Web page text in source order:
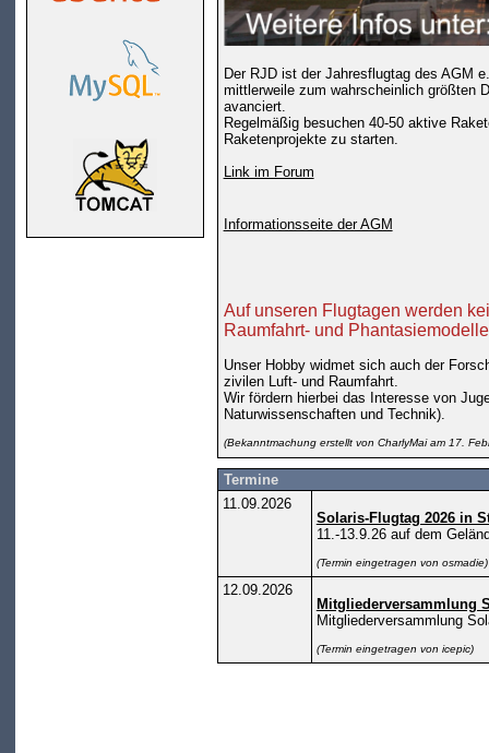
Der RJD ist der Jahresflugtag des AGM
mittlerweile zum wahrscheinlich größten
avanciert.
Regelmäßig besuchen 40-50 aktive
Raketenprojekte zu starten.
Link im Forum
Informationsseite der AGM
Auf unseren Flugtagen werden
Raumfahrt- und
Unser Hobby widmet sich auch der
zivilen Luft- und Raumfahrt.
Wir fördern hierbei das Interesse von
Naturwissenschaften und Technik).
(Bekanntmachung erstellt von CharlyMai am 17.
Termine
11.09.2026
Solaris-Flugtag 2026 in
11.-13.9.26 auf dem
(Termin eingetragen von osmadie)
12.09.2026
Mitgliederversammlung
Mitgliederversammlung
(Termin eingetragen von icepic)